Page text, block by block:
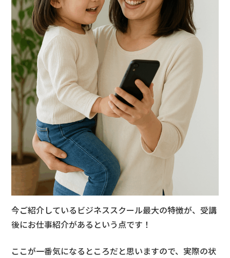
今ご紹介しているビジネススクール最大の特徴が、受講
後にお仕事紹介があるという点です！
ここが一番気になるところだと思いますので、実際の状